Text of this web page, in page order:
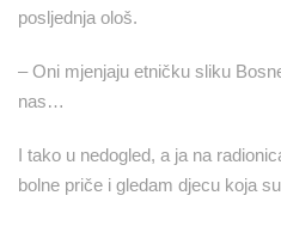
posljednja ološ.
– Oni mjenjaju etničku sliku
nas…
I tako u nedogled, a ja na
bolne priče i gledam djecu koja